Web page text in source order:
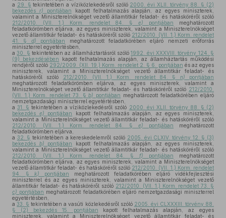
a 29. § tekintetében a víziközlekedésről szóló 2000. évi XLII. törvény 88. § (2)
bekezdés r) pontjában kapott felhatalmazás alapján, az egyes miniszterek,
valamint a Miniszterelnökséget vezető államtitkár feladat- és hatásköréről szóló
212/2010. (VII. 1.) Korm. rendelet 84. §e) pontjában meghatározott
feladatkörömben eljárva, az egyes miniszterek, valamint a Miniszterelnökséget
vezető államtitkár feladat- és hatásköréről szóló 212/2010. (VII. 1.) Korm. rendelet
41. § d) pontjában meghatározott feladatkörében eljáró nemzeti erőforrás
miniszterrel egyetértésben,
a30. § tekintetében az államháztartásról szóló1992. évi XXXVIII. törvény 124. §
(9) bekezdésében kapott felhatalmazás alapján, az államháztartás működési
rendjéről szóló 292/2009. (XII. 19.) Korm. rendelet 2. § 6. pontjában és az egyes
miniszterek, valamint a Miniszterelnökséget vezető államtitkár feladat- és
hatásköréről szóló
212/2010. (VII. 1.) Korm. rendelet 84. § n) pontjában
meghatározott feladatkörömben eljárva, az egyes miniszterek, valamint a
Miniszterelnökséget vezető államtitkár feladat- és hatásköréről szóló 212/2010.
(VII. 1.) Korm. rendelet 73. §b) pontjában meghatározott feladatkörében eljáró
nemzetgazdasági miniszterrel egyetértésben,
a31. § tekintetében a víziközlekedésről szóló 2000. évi XLII. törvény 88. § (2)
bekezdés e) pontjában
kapott felhatalmazás alapján, az egyes miniszterek,
valamint a Miniszterelnökséget vezető államtitkár feladat- és hatásköréről szóló
212/2010. (VII. 1.) Korm. rendelet 84. §e) pontjában meghatározott
feladatkörömben eljárva,
a 32. § tekintetében a kereskedelemről szóló 2005. évi CLXIV. törvény 12. § (3)
bekezdés b) pontjában
kapott felhatalmazás alapján, az egyes miniszterek,
valamint a Miniszterelnökséget vezető államtitkár feladat- és hatásköréről szóló
212/2010. (VII. 1.) Korm. rendelet 84. § f) pontjában meghatározott
feladatkörömben eljárva, az egyes miniszterek, valamint a Miniszterelnökséget
vezető államtitkár feladat- és hatásköréről szóló 212/2010. (VII. 1.) Korm. rendelet
94. § k) pontjában meghatározott feladatkörében eljáró vidékfejlesztési
miniszterrel és az egyes miniszterek, valamint a Miniszterelnökséget vezető
államtitkár feladat- és hatásköréről szóló 212/2010. (VII. 1.) Korm. rendelet 73. §
c) pontjában meghatározott feladatkörében eljáró nemzetgazdasági miniszterrel
egyetértésben,
a33. § tekintetében a vasúti közlekedésről szóló 2005. évi CLXXXIII. törvény 88.
§ (2) bekezdés 15. pontjában kapott felhatalmazás alapján, az egyes
miniszterek, valamint a Miniszterelnökséget vezető államtitkár feladat- és